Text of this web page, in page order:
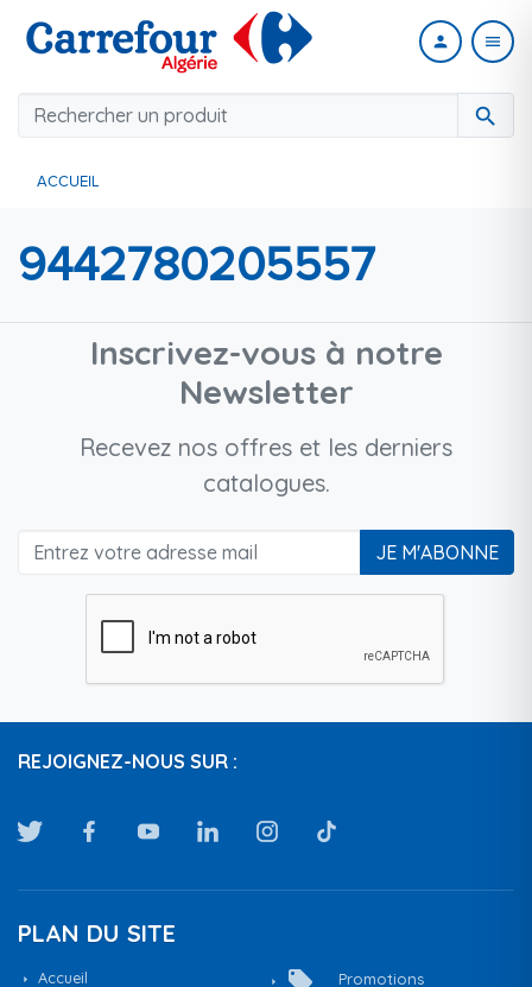
search
person menu
ACCUEIL
9442780205557
Inscrivez-vous à notre
Newsletter
Recevez nos offres et les derniers
catalogues.
JE M'ABONNE
REJOIGNEZ-NOUS SUR :
PLAN DU SITE
Accueil local_offer
Promotions